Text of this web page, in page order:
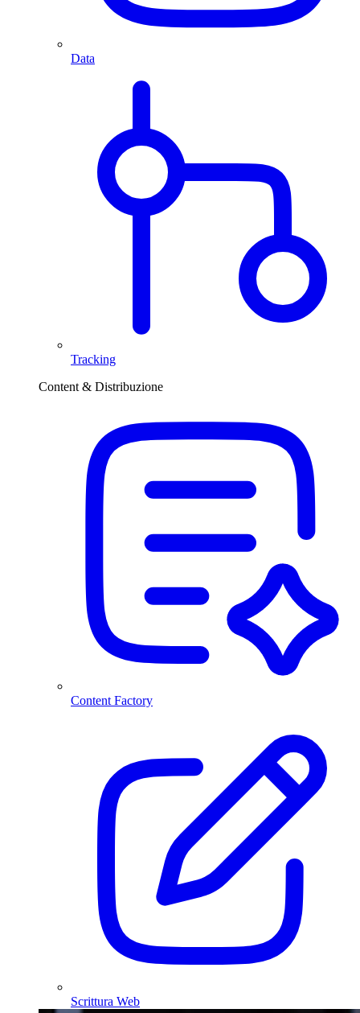
Data
Tracking
Content & Distribuzione
Content Factory
Scrittura Web